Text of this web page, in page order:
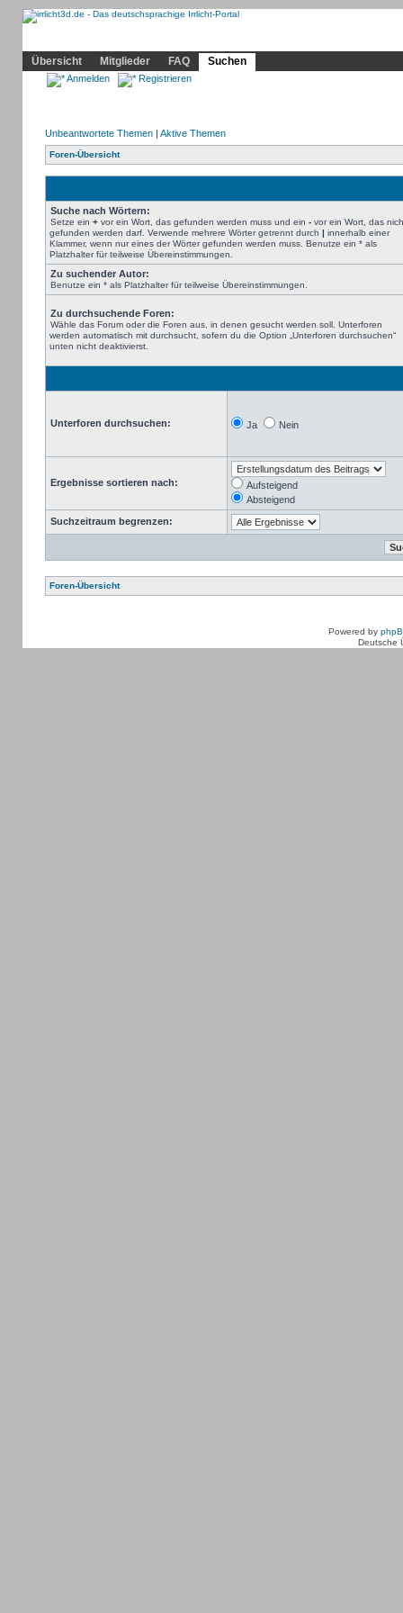
Übersicht
Mitglieder FAQ Suchen
Anmelden Registrieren
Unbeantwortete Themen| Aktive Themen
Foren-Übersicht
Suche nach Wörtern:
Setze ein +vor ein Wort, das gefunden werden muss und ein -vor ein Wort, das
gefunden werden darf. Verwende mehrere Wörter getrennt durch | innerhalb einer
Klammer, wenn nur eines der Wörter gefunden werden muss. Benutze ein * als
Platzhalter für teilweise Übereinstimmungen.
Zu suchender Autor:
Benutze ein * als Platzhalter für teilweise Übereinstimmungen.
Zu durchsuchende Foren:
Wähle das Forum oder die Foren aus, in denen gesucht werden soll. Unterforen
werden automatisch mit durchsucht, sofern du die Option „Unterforen durchsuchen“
unten nicht deaktivierst.
Unterforen durchsuchen: Ja Nein
Ergebnisse sortieren nach:
Aufsteigend
Absteigend
Suchzeitraum begrenzen:
Foren-Übersicht
Powered by
Deutsche